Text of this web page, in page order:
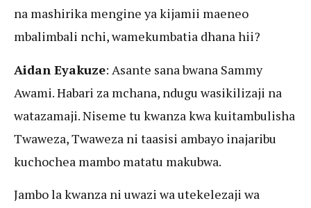
na mashirika mengine ya kijamii maeneo
mbalimbali nchi, wamekumbatia dhana hii?
Aidan Eyakuze: Asante sana bwana Sammy
Awami. Habari za mchana, ndugu wasikilizaji na
watazamaji. Niseme tu kwanza kwa kuitambulisha
Twaweza, Twaweza ni taasisi ambayo inajaribu
kuchochea mambo matatu makubwa.
Jambo la kwanza ni uwazi wa utekelezaji wa